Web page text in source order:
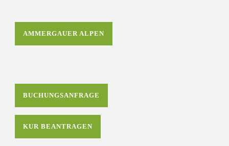
AMMERGAUER ALPEN
BUCHUNGSANFRAGE
KUR BEANTRAGEN